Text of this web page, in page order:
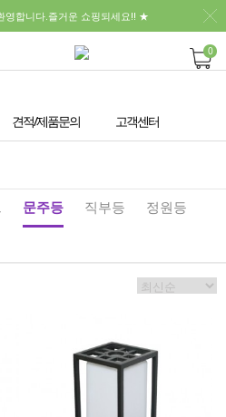
영합니다.즐거운 쇼핑되세요!! ★
0
견적/제품문의 고객센터
문주등 직부등 정원등